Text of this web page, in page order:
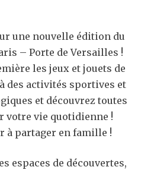
une nouvelle édition du
– Porte de Versailles !
les jeux et jouets de
des activités sportives et
et découvrez toutes
votre vie quotidienne !
à partager en famille !
espaces de découvertes,